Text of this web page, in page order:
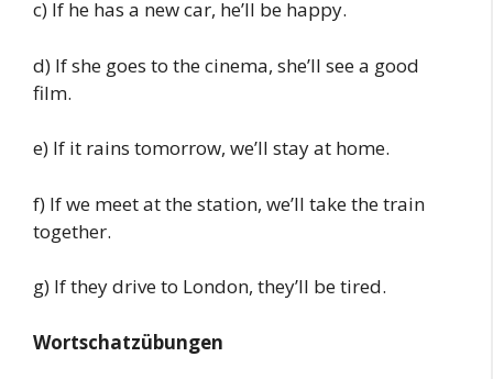
c) If he has a new car, he’ll be happy.
d) If she goes to the cinema, she’ll see a good
film.
e) If it rains tomorrow, we’ll stay at home.
f) If we meet at the station, we’ll take the train
together.
g) If they drive to London, they’ll be tired.
Wortschatzübungen